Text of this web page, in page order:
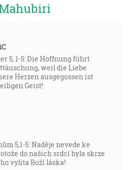
5, 1-5: Die Hoffnung führt
weil die Liebe
Herzen ausgegossen ist
Geist!
5,1-5: Naděje nevede ke
do našich srdcí byla skrze
vylita Boží láska!